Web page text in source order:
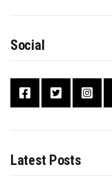
Social
Latest Posts